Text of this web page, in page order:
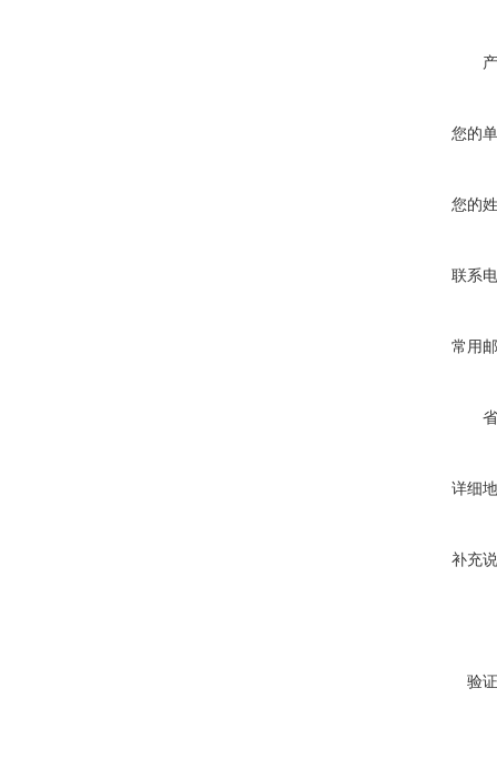
您的
您的
联系
常用
详细
补充
验